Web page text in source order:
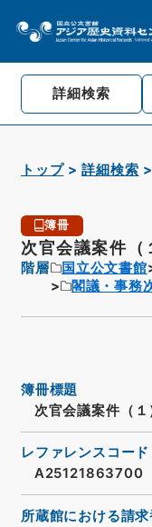
詳細検索
トップ 詳細検索
簿冊
次官会議案件（
階層 国立公文書館
閣議・事務
簿冊標題
次官会議案件（
レファレンスコード
A25121863700
所蔵館における請求